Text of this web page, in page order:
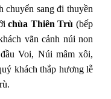
sang đi thuyền
chùa Thiên Trù (bếp
vãn cảnh núi non
Voi, Núi mâm xôi,
khách thắp hương lễ